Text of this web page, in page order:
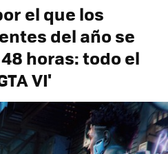
el que los
del año se
horas: todo el
VI'